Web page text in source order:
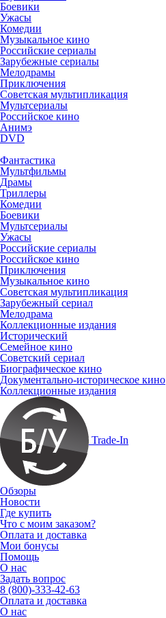
Боевики
Ужасы
Комедии
Музыкальное кино
Российские сериалы
Зарубежные сериалы
Мелодрамы
Приключения
Советская мультипликация
Мультсериалы
Российское кино
Анимэ
DVD
Фантастика
Мультфильмы
Драмы
Триллеры
Комедии
Боевики
Мультсериалы
Ужасы
Российские сериалы
Российское кино
Приключения
Музыкальное кино
Советская мультипликация
Зарубежный сериал
Мелодрама
Коллекционные издания
Исторический
Семейное кино
Советский сериал
Биографическое кино
Документально-историческое кино
Коллекционные издания
Trade-In
Обзоры
Новости
Где купить
Что с моим заказом?
Оплата и доставка
Мои бонусы
Помощь
О нас
Задать вопрос
8 (800)-333-42-63
Оплата и доставка
О нас